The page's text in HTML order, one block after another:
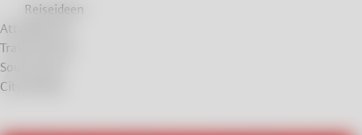
Reiseideen
Attraktionen
Travel Stories
Soul Stories
City Breaks